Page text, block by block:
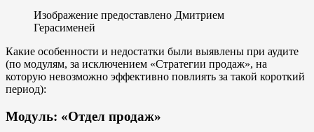
Изображение предоставлено Дмитрием
Герасименей
Какие особенности и недостатки были выявлены при аудите
(по модулям, за исключением «Стратегии продаж», на
которую невозможно эффективно повлиять за такой короткий
период):
Модуль: «Отдел продаж»